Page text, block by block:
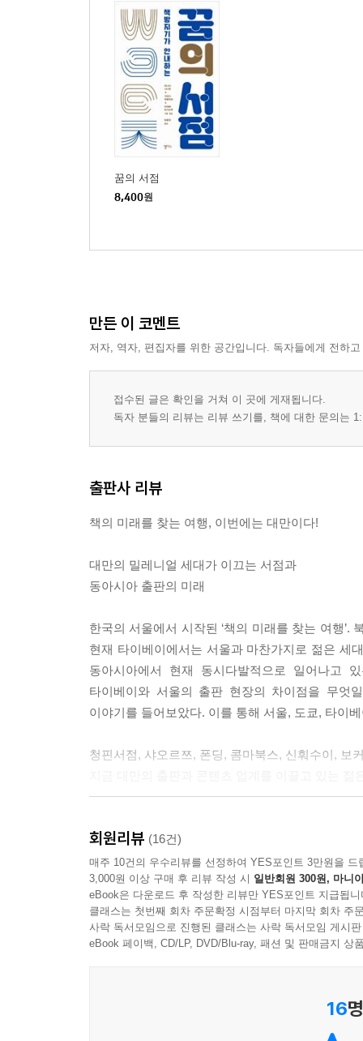
꿈의 서점
8,400원
만든 이 코멘트
저자, 역자, 편집자를 위한 공간입니다. 독자들에게 전하
접수된 글은 확인을 거쳐 이 곳에 게재됩니다.
독자 분들의 리뷰는 리뷰 쓰기를, 책에 대한 문의는
출판사 리뷰
책의 미래를 찾는 여행, 이번에는 대만이다!
대만의 밀레니얼 세대가 이끄는 서점과
동아시아 출판의 미래
한국의 서울에서 시작된 ‘책의 미래를 찾는 여행
현재 타이베이에서는 서울과 마찬가지로 젊은 세
동아시아에서 현재 동시다발적으로 일어나고
타이베이와 서울의 출판 현장의 차이점을 무엇
이야기를 들어보았다. 이를 통해 서울, 도쿄, 타이
청핀서점, 샤오르쯔, 폰딩, 콤마북스, 신훠수이, 보
것으로도 유명한, 대만을 대표하는 라이프스타일
잡지를 바탕으로 새로운 공간 큐레이션을 제안하
새로운 미디어를 계속해서 실험해가며 독자와의
있는 보커라이 서점과 OKAPI, 그밖에도 대만에
시도하고 있는 구향거와 한성샹 등…. 현재 출
출판인들과 그들의 이야기를 만날 수 있다.
회원리뷰 (16건)
매주 10건의 우수리뷰를 선정하여 YES포인트 3만원을 드
3,000원 이상 구매 후 리뷰 작성 시 일반회원 300원, 마니
eBook은 다운로드 후 작성한 리뷰만 YES포인트 지급됩니
클래스는 첫번째 회차 주문확정 시점부터 마지막 회차 주
사락 독서모임으로 진행된 클래스는 사락 독서모임 게시
eBook 페이백, CD/LP, DVD/Blu-ray, 패션 및 판매금지 상
16